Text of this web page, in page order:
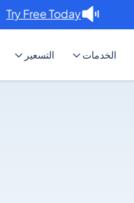
Try Free Today. →
الخدمات التسعير